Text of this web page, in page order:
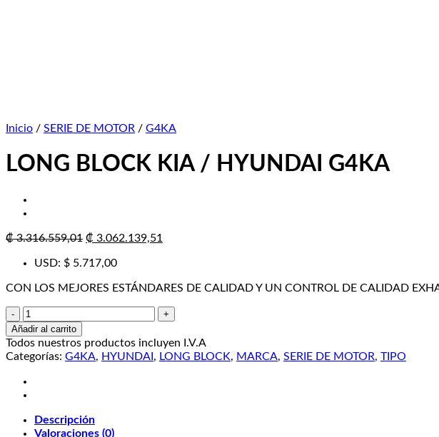
Inicio / SERIE DE MOTOR / G4KA
LONG BLOCK KIA / HYUNDAI G4KA
₡3.316.559,01 El
original
₡ 3.316.559,01.
₡ 3.062.139,51
₡ 3.062.139,51.
USD: $ 5.717,00
CON LOS MEJORES ESTÁNDARES DE CALIDAD Y UN CONTROL DE CALIDAD
LONG
BLOCK
KIA
/
G4KA
cantidad
Añadir al carrito
Todos nuestros productos incluyen I.V.A
Categorías: G4KA, HYUNDAI , LONG BLOCK, MARCA, SERIE DE MOTOR, TIPO
Descripción
Valoraciones (0)